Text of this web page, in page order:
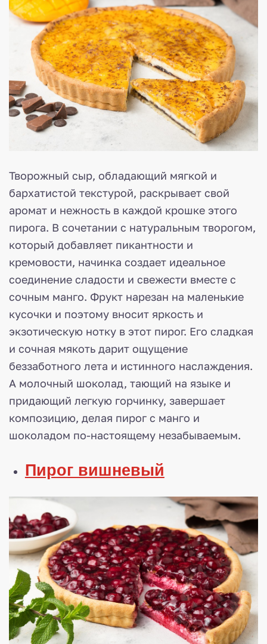
Творожный сыр, обладающий мягкой и
бархатистой текстурой, раскрывает свой
аромат и нежность в каждой крошке этого
пирога. В сочетании с натуральным творогом,
который добавляет пикантности и
кремовости, начинка создает идеальное
соединение сладости и свежести вместе с
сочным манго. Фрукт нарезан на маленькие
кусочки и поэтому вносит яркость и
экзотическую нотку в этот пирог. Его сладкая
и сочная мякоть дарит ощущение
беззаботного лета и истинного наслаждения.
А молочный шоколад, тающий на языке и
придающий легкую горчинку, завершает
композицию, делая пирог с манго и
шоколадом по-настоящему незабываемым.
Пирог вишневый